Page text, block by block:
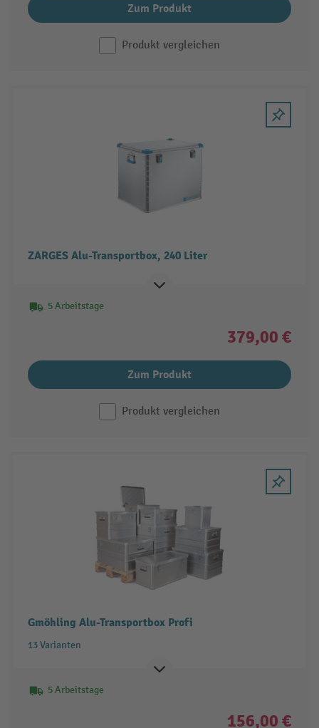
Zum Produkt
Produkt vergleichen
ZARGES Alu-Transportbox, 240 Liter
5 Arbeitstage
379,00 €
Zum Produkt
Produkt vergleichen
Gmöhling Alu-Transportbox Profi
13 Varianten
5 Arbeitstage
156,00 €